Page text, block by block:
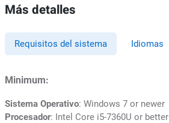
Más detalles
Requisitos del sistema Idiomas
Minimum:
Sistema Operativo: Windows 7 or newer
Procesador: Intel Core i5-7360U or better